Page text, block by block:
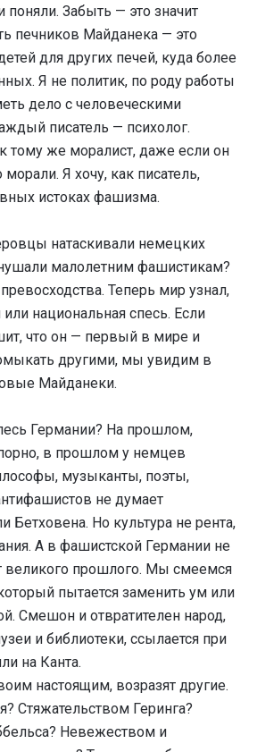
поняли. Забыть — это значит
печников Майданека — это
для других печей, куда более
Я не политик, по роду работы
дело с человеческими
писатель — психолог.
тому же моралист, даже если он
Я хочу, как писатель,
истоках фашизма.
натаскивали немецких
малолетним фашистикам?
Теперь мир узнал,
или национальная спесь. Если
что он — первый в мире и
другими, мы увидим в
Майданеки.
Германии? На прошлом,
в прошлом у немцев
музыканты, поэты,
не думает
Бетховена. Но культура не рента,
А в фашистской Германии не
великого прошлого. Мы смеемся
пытается заменить ум или
Смешон и отвратителен народ,
и библиотеки, ссылается при
на Канта.
настоящим, возразят другие.
Стяжательством Геринга?
Невежеством и